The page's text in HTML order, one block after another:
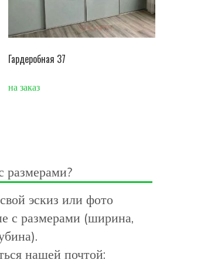
Гардеробная 37
на заказ
размерами?
эскиз или фото
с размерами (ширина,
нашей почтой: